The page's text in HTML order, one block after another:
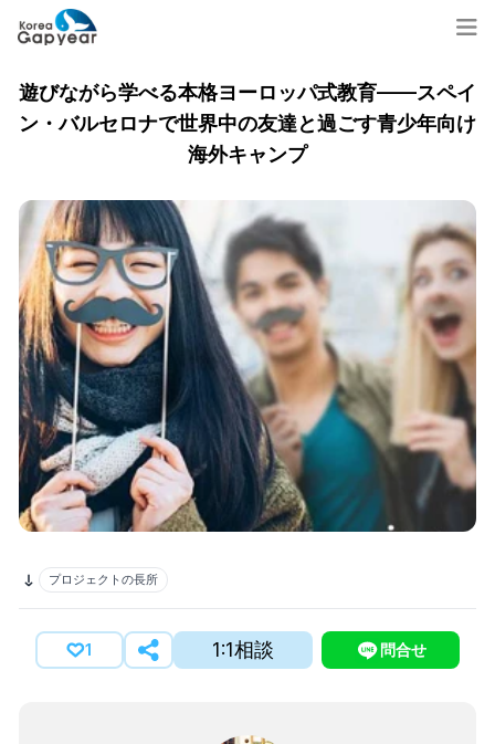
遊びながら学べる本格ヨーロッパ式教育——スペイ
ン・バルセロナで世界中の友達と過ごす青少年向け
海外キャンプ
プロジェクトの長所
1 1:1相談 問合せ